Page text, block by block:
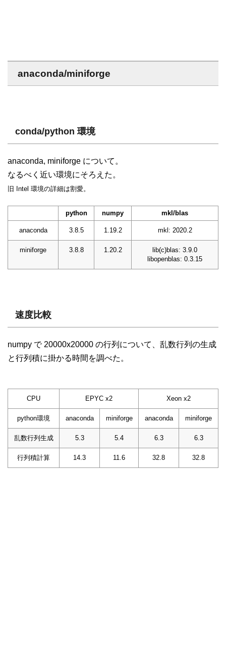
anaconda/miniforge
conda/python 環境
anaconda, miniforge について。
なるべく近い環境にそろえた。
旧 Intel 環境の詳細は割愛。
python numpy mkl/blas
anaconda 3.8.5 1.19.2 mkl: 2020.2
miniforge 3.8.8 1.20.2
lib(c)blas: 3.9.0
libopenblas: 0.3.15
速度比較
numpy で 20000x20000 の行列について、乱数行列の生成
と行列積に掛かる時間を調べた。
CPU EPYC x2 Xeon x2
python環境 anaconda miniforge anaconda miniforge
乱数行列生成 5.3 5.4 6.3 6.3
行列積計算 14.3 11.6 32.8 32.8